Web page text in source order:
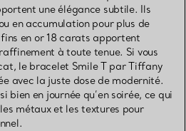
une élégance subtile. Ils
en accumulation pour plus de
en or 18 carats apportent
à toute tenue. Si vous
le bracelet Smile T par Tiffany
avec la juste dose de modernité.
bien en journée qu’en soirée, ce qui
métaux et les textures pour